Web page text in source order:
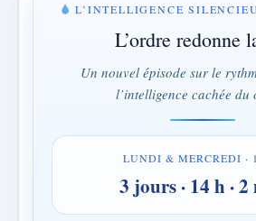
L’INTELLIGENCE
L’ordre redonne
Un nouvel épisode sur le
l’intelligence cachée du
LUNDI & MERCREDI ·
3 jours · 14 h ·